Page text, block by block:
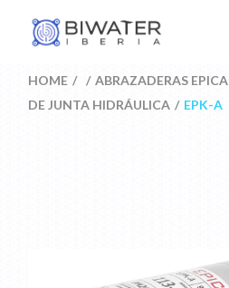
HOME ABRAZADERAS EPICA
DE JUNTA HIDRÁULICA
EPK-A